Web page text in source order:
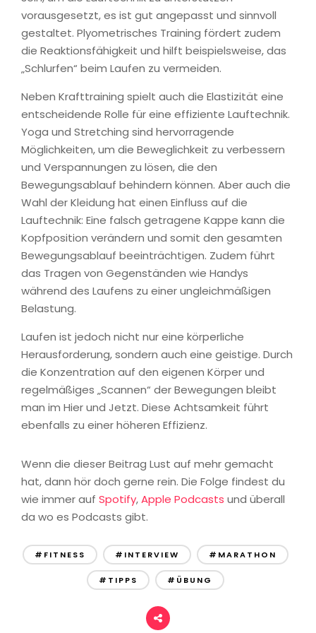
vorausgesetzt, es ist gut angepasst und sinnvoll
gestaltet. Plyometrisches Training fördert zudem
die Reaktionsfähigkeit und hilft beispielsweise, das
„Schlurfen“ beim Laufen zu vermeiden.
Neben Krafttraining spielt auch die Elastizität eine
entscheidende Rolle für eine effiziente Lauftechnik.
Yoga und Stretching sind hervorragende
Möglichkeiten, um die Beweglichkeit zu verbessern
und Verspannungen zu lösen, die den
Bewegungsablauf behindern können. Aber auch die
Wahl der Kleidung hat einen Einfluss auf die
Lauftechnik: Eine falsch getragene Kappe kann die
Kopfposition verändern und somit den gesamten
Bewegungsablauf beeinträchtigen. Zudem führt
das Tragen von Gegenständen wie Handys
während des Laufens zu einer ungleichmäßigen
Belastung.
Laufen ist jedoch nicht nur eine körperliche
Herausforderung, sondern auch eine geistige. Durch
die Konzentration auf den eigenen Körper und
regelmäßiges „Scannen“ der Bewegungen bleibt
man im Hier und Jetzt. Diese Achtsamkeit führt
ebenfalls zu einer höheren Effizienz.
Wenn die dieser Beitrag Lust auf mehr gemacht
hat, dann hör doch gerne rein. Die Folge findest du
wie immer auf Spotify,Apple Podcasts und überall
da wo es Podcasts gibt.
#FITNESS #INTERVIEW #MARATHON
#TIPPS #ÜBUNG